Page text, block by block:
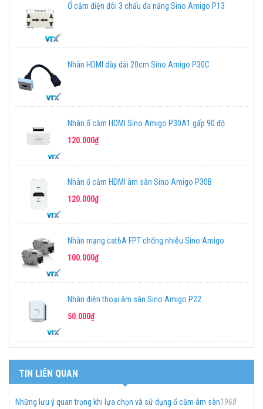
Ổ cắm điện đôi 3 chấu đa năng Sino Amigo P13
Nhân HDMI dây dài 20cm Sino Amigo P30C
Nhân ổ cắm HDMI Sino Amigo P30A1 gấp 90 độ
120.000₫
Nhân ổ cắm HDMI âm sàn Sino Amigo P30B
120.000₫
Nhân mạng cat6A FPT chống nhiễu Sino Amigo
100.000₫
Nhân điện thoại âm sàn Sino Amigo P22
50.000₫
TIN LIÊN QUAN
Những lưu ý quan trọng khi lựa chọn và sử dụng ổ cắm âm sàn1968